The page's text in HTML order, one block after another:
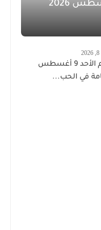
أبراج اليوم الاثنين 10 أغسطس 2026
أبراج اليوم الأحد 9 أغسطس